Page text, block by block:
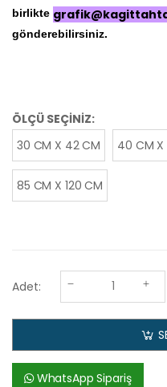
birlikte
gönderebilirsiniz.
ÖLÇÜ SEÇİNİZ:
30 CM X 42 CM
40 CM
85 CM X 120 CM
Adet:
WhatsApp Sipariş